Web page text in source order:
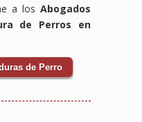
a los Abogados
de Perros en
de Perro